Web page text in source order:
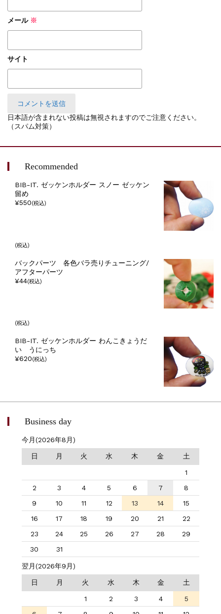
メール ※
サイト
日本語が含まれない投稿は無視されますのでご注意ください。
（スパム対策）
Recommended
BIB-IT. ゼッケンホルダー スノー ゼッケン
留め
¥550(税込)
(税込)
バックパーツ 各色バラ売りチューニング/
アフターパーツ
¥44(税込)
(税込)
BIB-IT. ゼッケンホルダー わんこきょうだ
い うにっち
¥620(税込)
Business day
今月(2026年8月)
日 月 火 水 木 金 土
1
2
3 4 5 6 7
8
9
10 11 12 13 14
15
16
17 18 19 20 21
22
23
24 25 26 27 28
29
30
31
翌月(2026年9月)
日 月 火 水 木 金 土
1 2 3 4
5